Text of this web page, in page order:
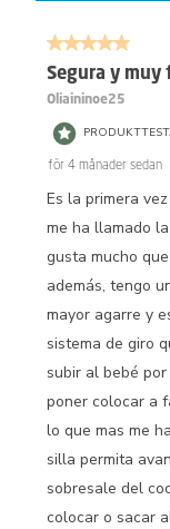
5 av 5 stjärnor.
Segura y muy
Oliaininoe25
för 4 månader sedan
Es la primera
me ha llamado
gusta mucho
además, tengo
mayor agarre y
sistema de giro
subir al bebé
poner colocar a
lo que mas me
silla permita
sobresale del
colocar o sacar